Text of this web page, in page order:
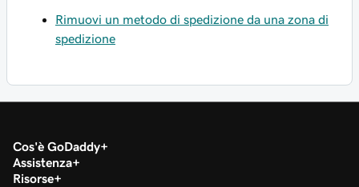
Rimuovi un metodo di spedizione da una zona di
spedizione
Cos'è GoDaddy
Assistenza
Risorse